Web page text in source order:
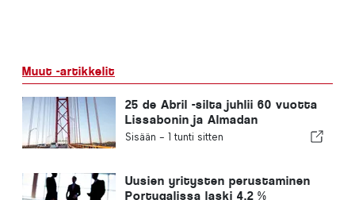
Muut -artikkelit
25 de Abril -silta juhlii 60 vuotta
Lissabonin ja Almadan
yhdistämistä
Sisään - 1 tunti sitten
Uusien yritysten perustaminen
Portugalissa laski 4,2 %